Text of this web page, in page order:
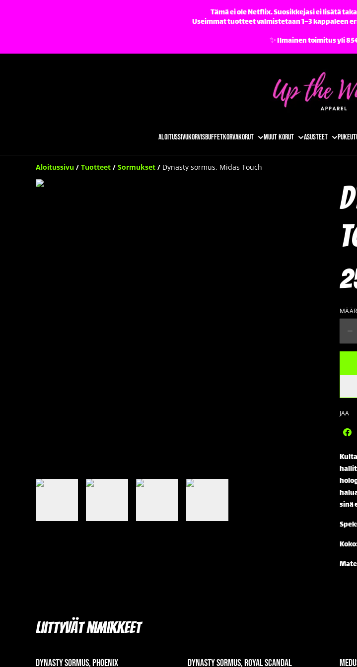
Tämä ei ole Netflix. Suosikkejasi ei lisätä
Useimmat tuotteet valmistetaan 1–3 kappaleen
✨️ Ilmainen toimitus yli
AloitussivuKorvisbuffetKorvakorut Muut korut Asusteet
Aloitussivu / Tuotteet / Sormukset / Dynasty sormus, Midas Touch
JAA
sinä
Liittyvät nimikkeet
Dynasty Sormus, Phoenix Dynasty Sormus, Royal Scandal